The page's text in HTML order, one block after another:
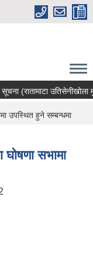
(रातामाटा उतिसेनीखोला
उपस्थित हुने सम्बन्धमा
घोषणा सभामा